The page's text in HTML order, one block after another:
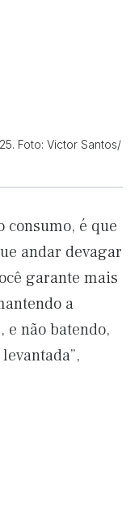
Foto: Victor Santos/
consumo, é que
andar devagar
garante mais
a
e não batendo,